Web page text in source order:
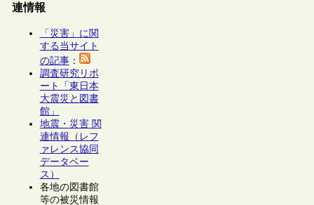
連情報
「災害」に関
する当サイト
の記事：
調査研究リポ
ート「東日本
大震災と図書
館」
地震・災害 関
連情報（レフ
ァレンス協同
データベー
ス）
各地の図書館
等の被災情報